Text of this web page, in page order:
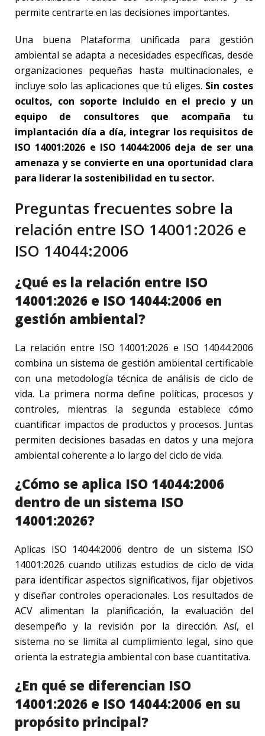
permite centrarte en las decisiones importantes.
Una buena Plataforma unificada para gestión
ambiental se adapta a necesidades específicas, desde
organizaciones pequeñas hasta multinacionales, e
incluye solo las aplicaciones que tú eliges. Sin costes
ocultos, con soporte incluido en el precio y un
equipo de consultores que acompaña tu
implantación día a día, integrar los requisitos de
ISO 14001:2026 e ISO 14044:2006 deja de ser una
amenaza y se convierte en una oportunidad clara
para liderar la sostenibilidad en tu sector.
Preguntas frecuentes sobre la
relación entre ISO 14001:2026 e
ISO 14044:2006
¿Qué es la relación entre ISO
14001:2026 e ISO 14044:2006 en
gestión ambiental?
La relación entre ISO 14001:2026 e ISO 14044:2006
combina un sistema de gestión ambiental certificable
con una metodología técnica de análisis de ciclo de
vida. La primera norma define políticas, procesos y
controles, mientras la segunda establece cómo
cuantificar impactos de productos y procesos. Juntas
permiten decisiones basadas en datos y una mejora
ambiental coherente a lo largo del ciclo de vida.
¿Cómo se aplica ISO 14044:2006
dentro de un sistema ISO
14001:2026?
Aplicas ISO 14044:2006 dentro de un sistema ISO
14001:2026 cuando utilizas estudios de ciclo de vida
para identificar aspectos significativos, fijar objetivos
y diseñar controles operacionales. Los resultados de
ACV alimentan la planificación, la evaluación del
desempeño y la revisión por la dirección. Así, el
sistema no se limita al cumplimiento legal, sino que
orienta la estrategia ambiental con base cuantitativa.
¿En qué se diferencian ISO
14001:2026 e ISO 14044:2006 en su
propósito principal?